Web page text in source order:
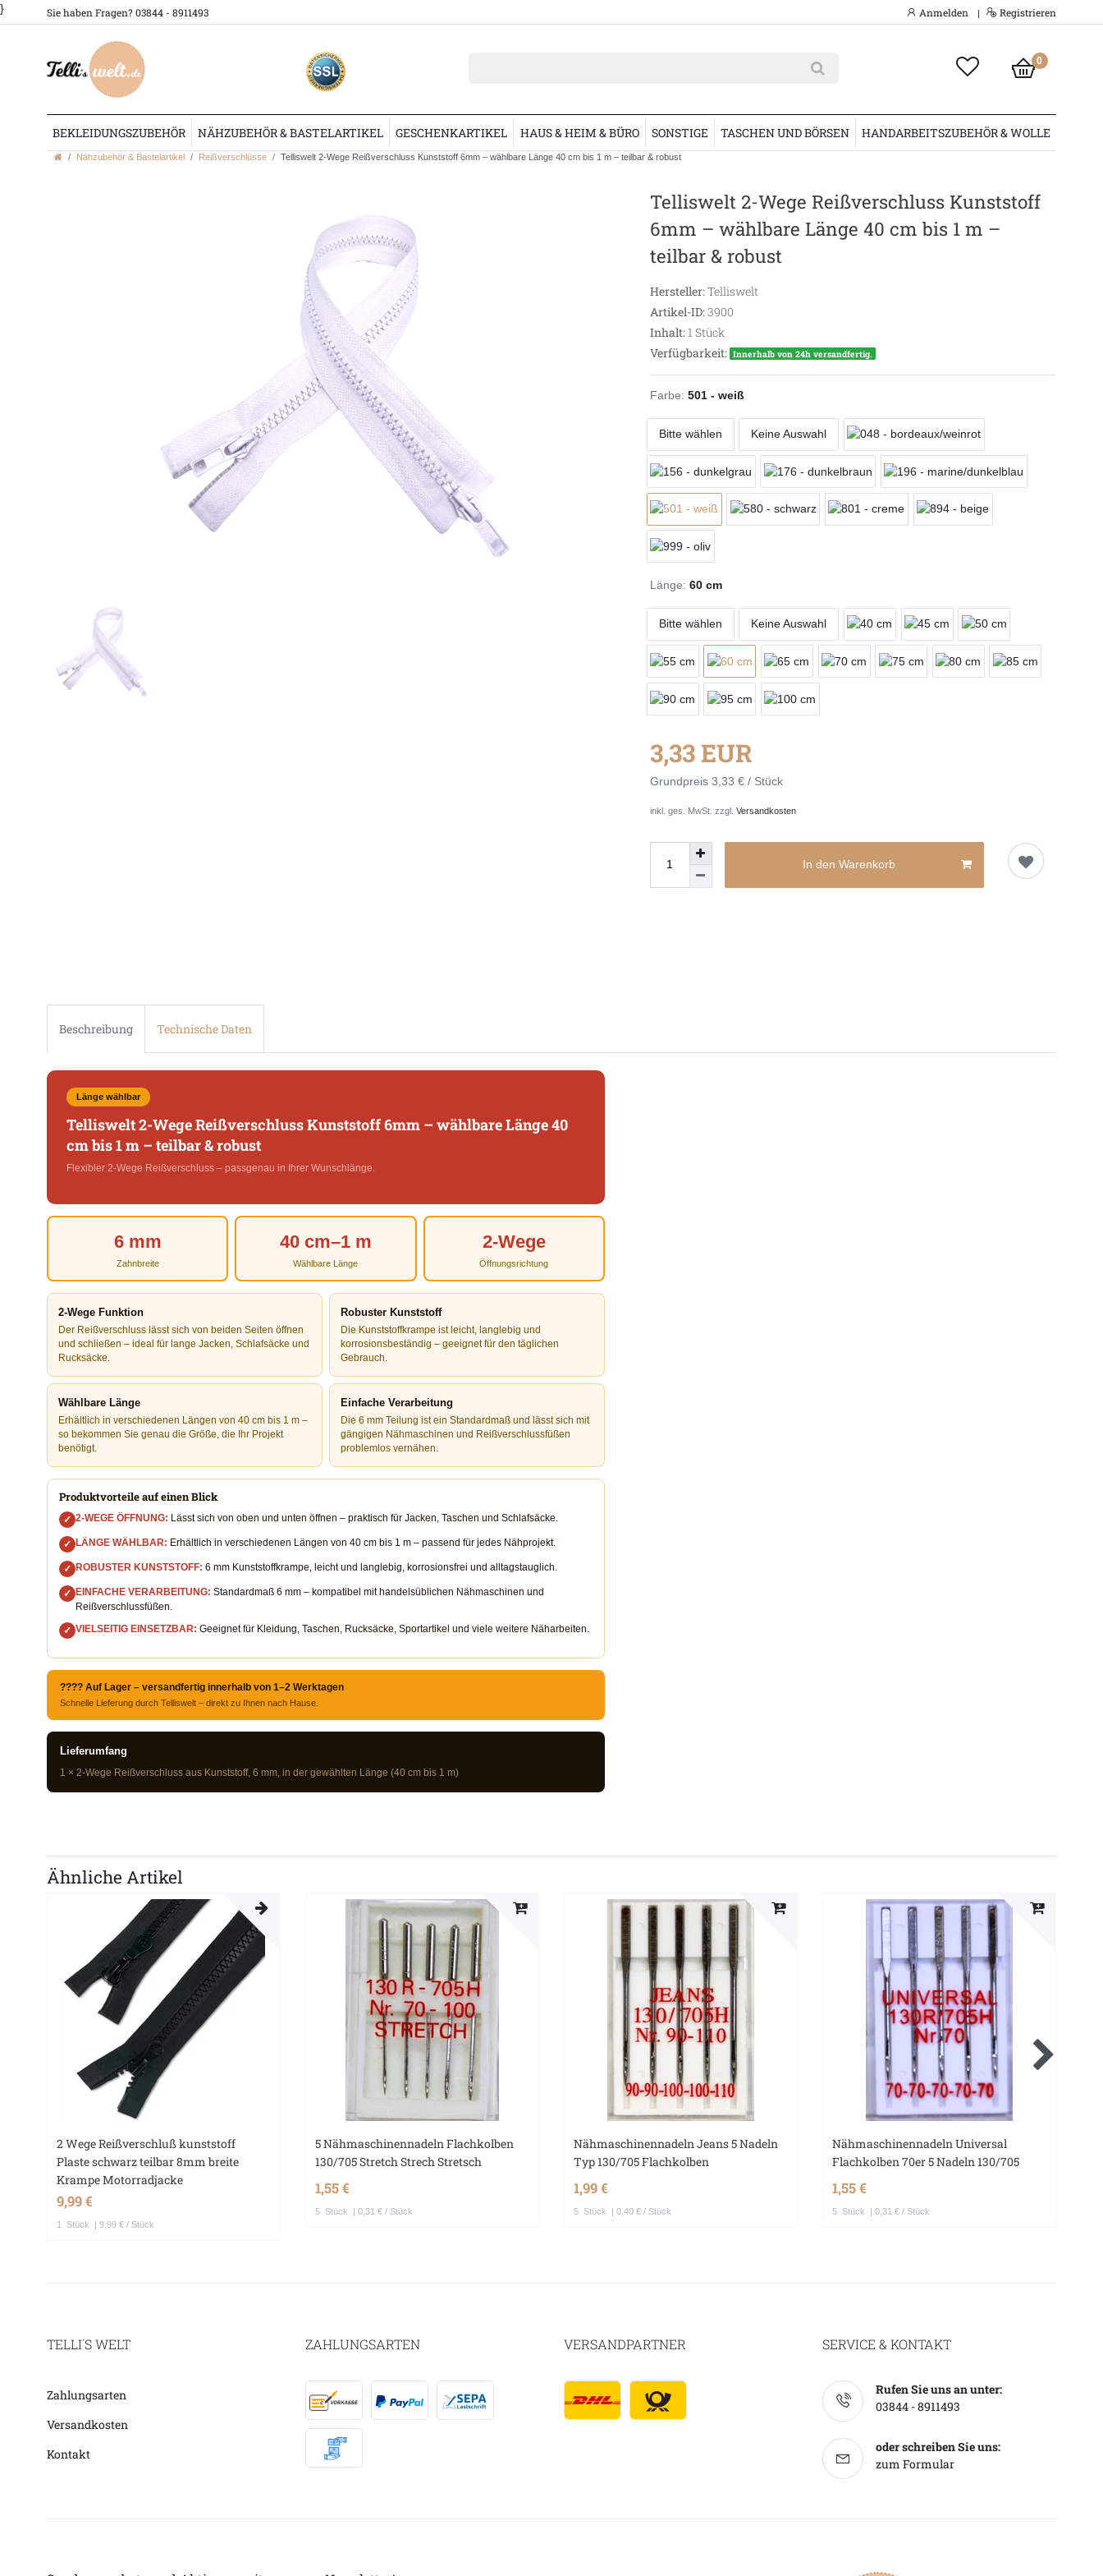
} Sie haben Fragen? 03844 - 8911493 Anmelden | Registrieren
0
BEKLEIDUNGSZUBEHÖR NÄHZUBEHÖR & BASTELARTIKEL GESCHENKARTIKEL HAUS & HEIM & BÜRO SONSTIGE TASCHEN UND BÖRSEN HANDARBEITSZUBEHÖR & WOLLE
Nähzubehör & Bastelartikel Reißverschlüsse Telliswelt 2-Wege Reißverschluss Kunststoff 6mm – wählbare Länge 40 cm bis 1 m – teilbar & robust
Telliswelt 2-Wege Reißverschluss Kunststoff
6mm – wählbare Länge 40 cm bis 1 m –
teilbar & robust
Hersteller:Telliswelt
Artikel-ID:3900
Inhalt:1 Stück
Verfügbarkeit: Innerhalb von 24h versandfertig.
Farbe: 501 - weiß
Bitte wählen Keine Auswahl
Länge: 60 cm
Bitte wählen Keine Auswahl
3,33 EUR
Grundpreis 3,33 € / Stück
inkl. ges. MwSt. zzgl. Versandkosten
In den Warenkorb
Beschreibung Technische Daten
Länge wählbar
Telliswelt 2-Wege Reißverschluss Kunststoff 6mm – wählbare Länge 40
cm bis 1 m – teilbar & robust
Flexibler 2-Wege Reißverschluss – passgenau in Ihrer Wunschlänge.
6 mm
Zahnbreite
40 cm–1 m
Wählbare Länge
2-Wege
Öffnungsrichtung
2-Wege Funktion
Der Reißverschluss lässt sich von beiden Seiten öffnen
und schließen – ideal für lange Jacken, Schlafsäcke und
Rucksäcke.
Robuster Kunststoff
Die Kunststoffkrampe ist leicht, langlebig und
korrosionsbeständig – geeignet für den täglichen
Gebrauch.
Wählbare Länge
Erhältlich in verschiedenen Längen von 40 cm bis 1 m –
so bekommen Sie genau die Größe, die Ihr Projekt
benötigt.
Einfache Verarbeitung
Die 6 mm Teilung ist ein Standardmaß und lässt sich mit
gängigen Nähmaschinen und Reißverschlussfüßen
problemlos vernähen.
Produktvorteile auf einen Blick
✓ 2-WEGE ÖFFNUNG: Lässt sich von oben und unten öffnen – praktisch für Jacken, Taschen und Schlafsäcke.
✓ LÄNGE WÄHLBAR: Erhältlich in verschiedenen Längen von 40 cm bis 1 m – passend für jedes Nähprojekt.
✓ ROBUSTER KUNSTSTOFF: 6 mm Kunststoffkrampe, leicht und langlebig, korrosionsfrei und alltagstauglich.
✓ EINFACHE VERARBEITUNG: Standardmaß 6 mm – kompatibel mit handelsüblichen Nähmaschinen und
Reißverschlussfüßen.
✓ VIELSEITIG EINSETZBAR: Geeignet für Kleidung, Taschen, Rucksäcke, Sportartikel und viele weitere Näharbeiten.
???? Auf Lager – versandfertig innerhalb von 1–2 Werktagen
Schnelle Lieferung durch Telliswelt – direkt zu Ihnen nach Hause.
Lieferumfang
1 × 2-Wege Reißverschluss aus Kunststoff, 6 mm, in der gewählten Länge (40 cm bis 1 m)
Ähnliche Artikel
2 Wege Reißverschluß kunststoff
Plaste schwarz teilbar 8mm breite
Krampe Motorradjacke
9,99 €
1 Stück | 9,99 € / Stück
5 Nähmaschinennadeln Flachkolben
130/705 Stretch Strech Stretsch
1,55 €
5 Stück | 0,31 € / Stück
Nähmaschinennadeln Jeans 5 Nadeln
Typ 130/705 Flachkolben
1,99 €
5 Stück | 0,40 € / Stück
Nähmaschinennadeln Universal
Flachkolben 70er 5 Nadeln 130/705
1,55 €
5 Stück | 0,31 € / Stück
TELLI´S WELT
Zahlungsarten
Versandkosten
Kontakt
ZAHLUNGSARTEN VERSANDPARTNER SERVICE & KONTAKT
Rufen Sie uns an unter:
03844 - 8911493
oder schreiben Sie uns:
zum Formular